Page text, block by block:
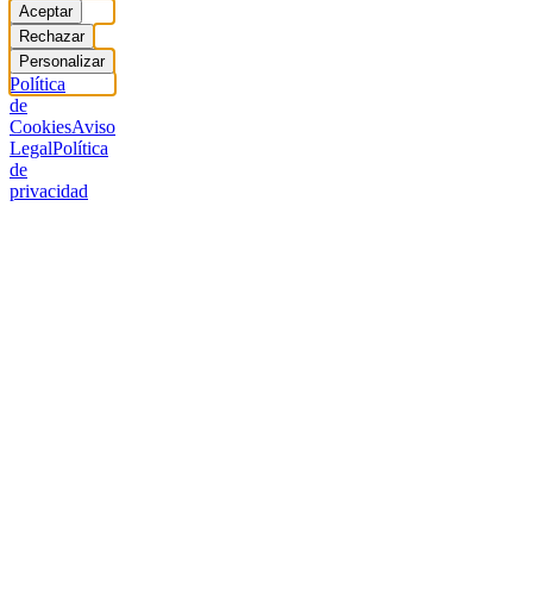
Aceptar
Rechazar
Personalizar
Política
de
CookiesAviso
LegalPolítica
de
privacidad